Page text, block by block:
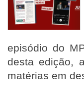
episódio do
desta edição,
matérias em